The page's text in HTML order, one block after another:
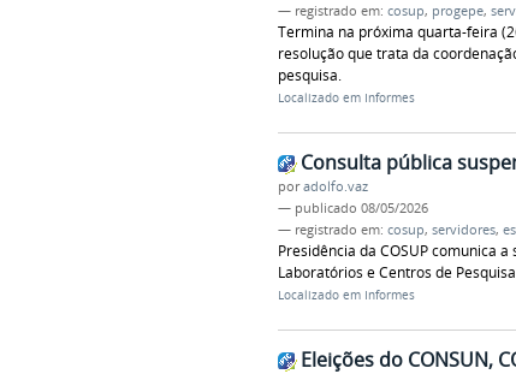
— registrado em: cosup, progepe,
Termina na próxima quarta-feira
resolução que trata da
pesquisa.
Localizado em Informes
Consulta pública
poradolfo.vaz
— publicado 08/05/2026
— registrado em: cosup, servidores,
Presidência da COSUP comunica
Laboratórios e Centros de
Localizado em Informes
Eleições do CONSUN,